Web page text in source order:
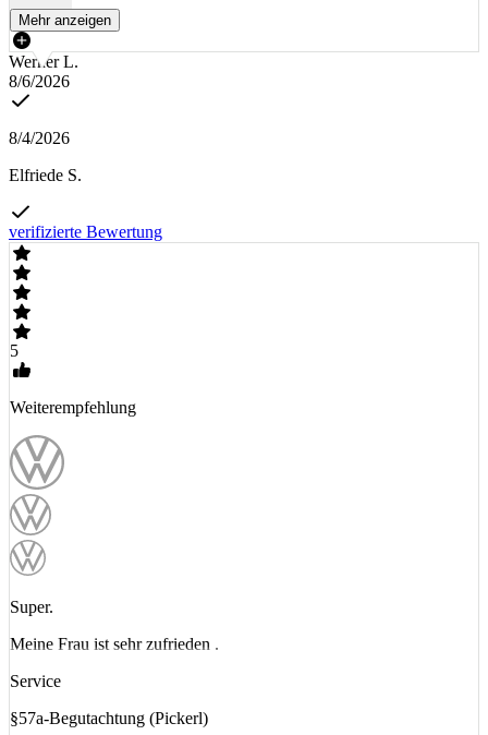
Mehr anzeigen
Werner L.
8/6/2026
8/4/2026
Elfriede S.
verifizierte Bewertung
5
Weiterempfehlung
Super.
Meine Frau ist sehr zufrieden .
Service
§57a-Begutachtung (Pickerl)